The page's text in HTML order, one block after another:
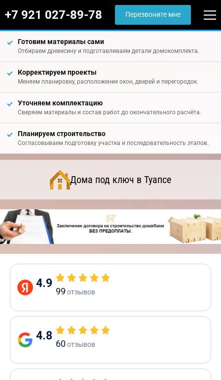
+7 921 027-89-78 Перезвоните мне
Готовим материалы сами
Отбираем древесину и подготавливаем детали домокомплекта.
Корректируем проекты
Меняем планировку, расположение окон, дверей и перегородок.
Уточняем комплектацию
Сверяем материалы и состав работ до окончательного расчёта.
Планируем строительство
Согласовываем подготовку участка и последовательность этапов.
Дома под ключ в Туапсе
4.9
99 отзывов
4.8
60отзывов